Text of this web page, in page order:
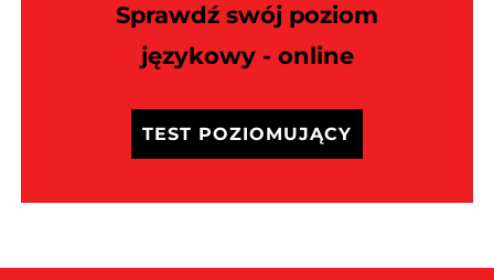
Sprawdź swój poziom
językowy - online
TEST POZIOMUJĄCY